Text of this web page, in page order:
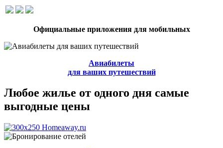
Официальные приложения для мобильных
Авиабилеты
для ваших путешествий
Любое жилье от одного дня самые
выгодные цены